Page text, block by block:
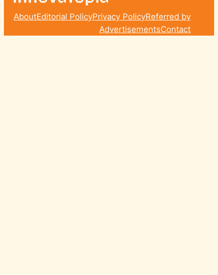
AboutEditorial PolicyPrivacy PolicyReferred by
AdvertisementsContact